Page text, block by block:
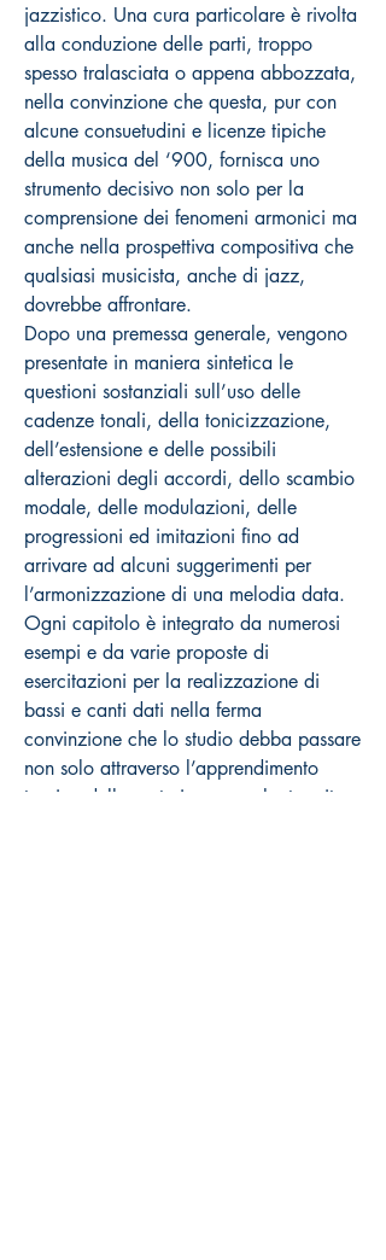
jazzistico. Una cura particolare è rivolta
alla conduzione delle parti, troppo
spesso tralasciata o appena abbozzata,
nella convinzione che questa, pur con
alcune consuetudini e licenze tipiche
della musica del ‘900, fornisca uno
strumento decisivo non solo per la
comprensione dei fenomeni armonici ma
anche nella prospettiva compositiva che
qualsiasi musicista, anche di jazz,
dovrebbe affrontare.
Dopo una premessa generale, vengono
presentate in maniera sintetica le
questioni sostanziali sull’uso delle
cadenze tonali, della tonicizzazione,
dell’estensione e delle possibili
alterazioni degli accordi, dello scambio
modale, delle modulazioni, delle
progressioni ed imitazioni fino ad
arrivare ad alcuni suggerimenti per
l’armonizzazione di una melodia data.
Ogni capitolo è integrato da numerosi
esempi e da varie proposte di
esercitazioni per la realizzazione di
bassi e canti dati nella ferma
convinzione che lo studio debba passare
non solo attraverso l’apprendimento
teorico della materia ma anche tramite